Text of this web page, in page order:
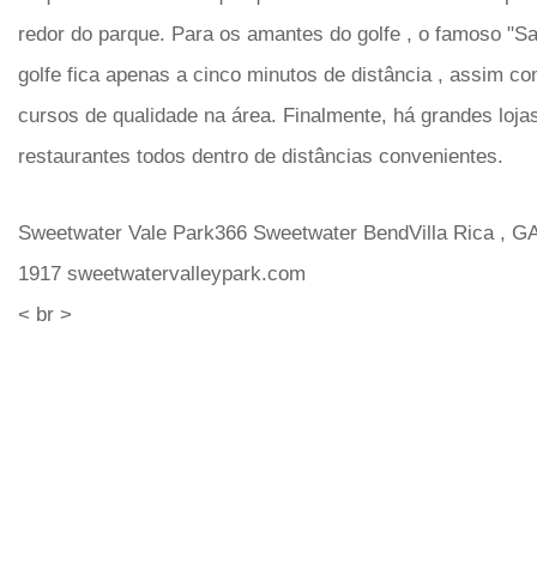
redor do parque. Para os amantes do golfe , o famoso
golfe fica apenas a cinco minutos de distância , assim
cursos de qualidade na área. Finalmente, há grandes
restaurantes todos dentro de distâncias convenientes.
Sweetwater Vale Park366 Sweetwater BendVilla Rica ,
1917 sweetwatervalleypark.com
< br >